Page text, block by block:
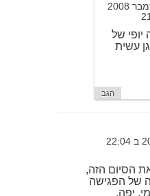
6 בדצמבר 2008
יופי של
עשית
הגב
הסיום הזה,
של הפגישה
יפה.